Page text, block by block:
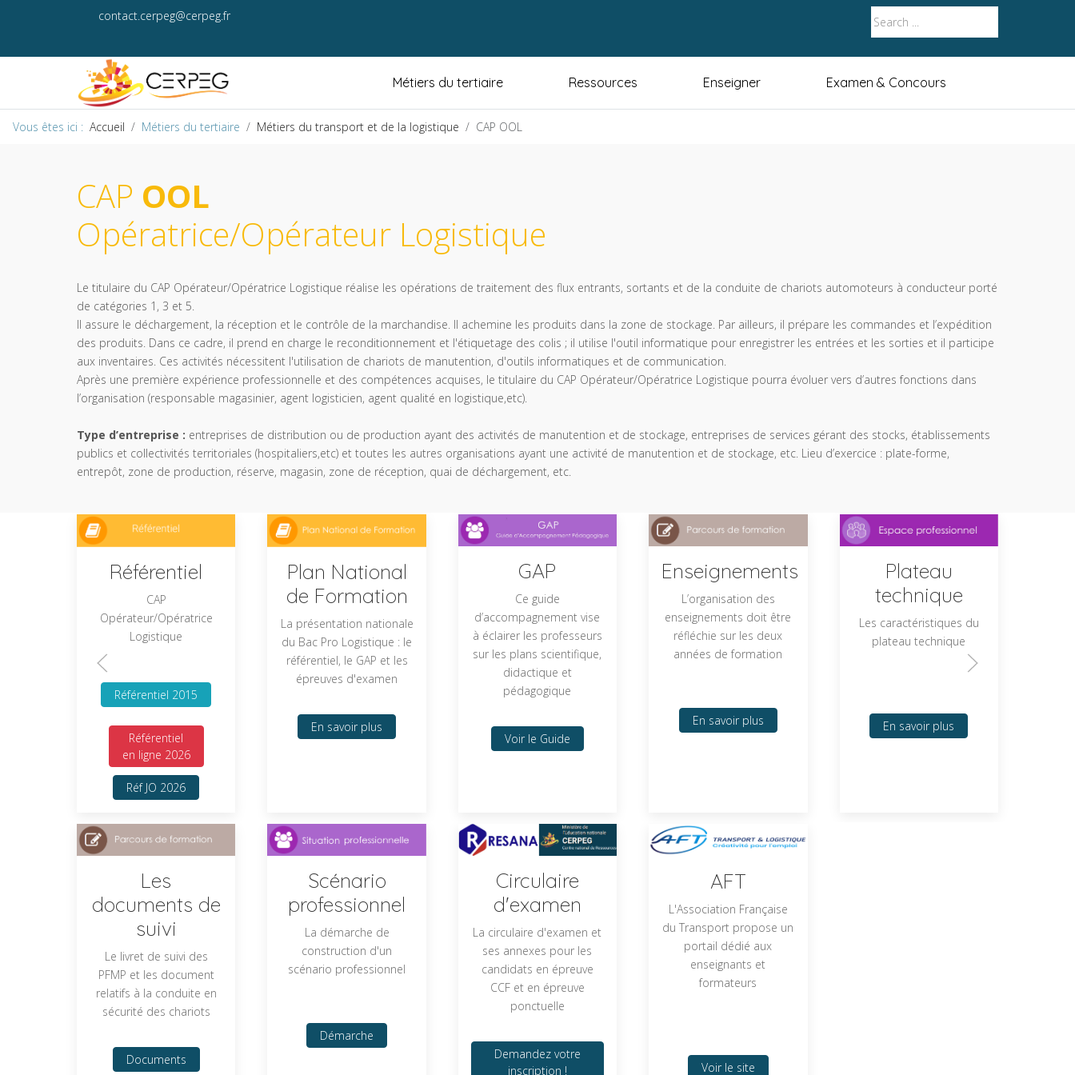
contact.cerpeg@cerpeg.fr
Métiers du tertiaire Ressources Enseigner Examen & Concours
Vous êtes ici : Accueil Métiers du tertiaire Métiers du transport et de la logistique CAP OOL
CAP OOL
Opératrice/Opérateur Logistique
Le titulaire du CAP Opérateur/Opératrice Logistique réalise les opérations de traitement des flux entrants, sortants et de la conduite de chariots automoteurs à conducteur porté
de catégories 1, 3 et 5.
Il assure le déchargement, la réception et le contrôle de la marchandise. Il achemine les produits dans la zone de stockage. Par ailleurs, il prépare les commandes et l’expédition
des produits. Dans ce cadre, il prend en charge le reconditionnement et l'étiquetage des colis ; il utilise l'outil informatique pour enregistrer les entrées et les sorties et il participe
aux inventaires. Ces activités nécessitent l'utilisation de chariots de manutention, d'outils informatiques et de communication.
Après une première expérience professionnelle et des compétences acquises, le titulaire du CAP Opérateur/Opératrice Logistique pourra évoluer vers d’autres fonctions dans
l’organisation (responsable magasinier, agent logisticien, agent qualité en logistique,etc).
Type d’entreprise : entreprises de distribution ou de production ayant des activités de manutention et de stockage, entreprises de services gérant des stocks, établissements
publics et collectivités territoriales (hospitaliers,etc) et toutes les autres organisations ayant une activité de manutention et de stockage, etc. Lieu d’exercice : plate-forme,
entrepôt, zone de production, réserve, magasin, zone de réception, quai de déchargement, etc.
Référentiel
CAP
Opérateur/Opératrice
Logistique
Référentiel 2015
Référentiel
en ligne 2026
Réf JO 2026
Plan National
de Formation
La présentation nationale
du Bac Pro Logistique : le
référentiel, le GAP et les
épreuves d'examen
En savoir plus
GAP
Ce guide
d’accompagnement vise
à éclairer les professeurs
sur les plans scientifique,
didactique et
pédagogique
Voir le Guide
Enseignements
L’organisation des
enseignements doit être
réfléchie sur les deux
années de formation
En savoir plus
Plateau
technique
Les caractéristiques du
plateau technique
En savoir plus
Les
documents de
suivi
Le livret de suivi des
PFMP et les document
relatifs à la conduite en
sécurité des chariots
Documents
Scénario
professionnel
La démarche de
construction d'un
scénario professionnel
Démarche
Circulaire
d'examen
La circulaire d'examen et
ses annexes pour les
candidats en épreuve
CCF et en épreuve
ponctuelle
Demandez votre
inscription !
AFT
L'Association Française
du Transport propose un
portail dédié aux
enseignants et
formateurs
Voir le site